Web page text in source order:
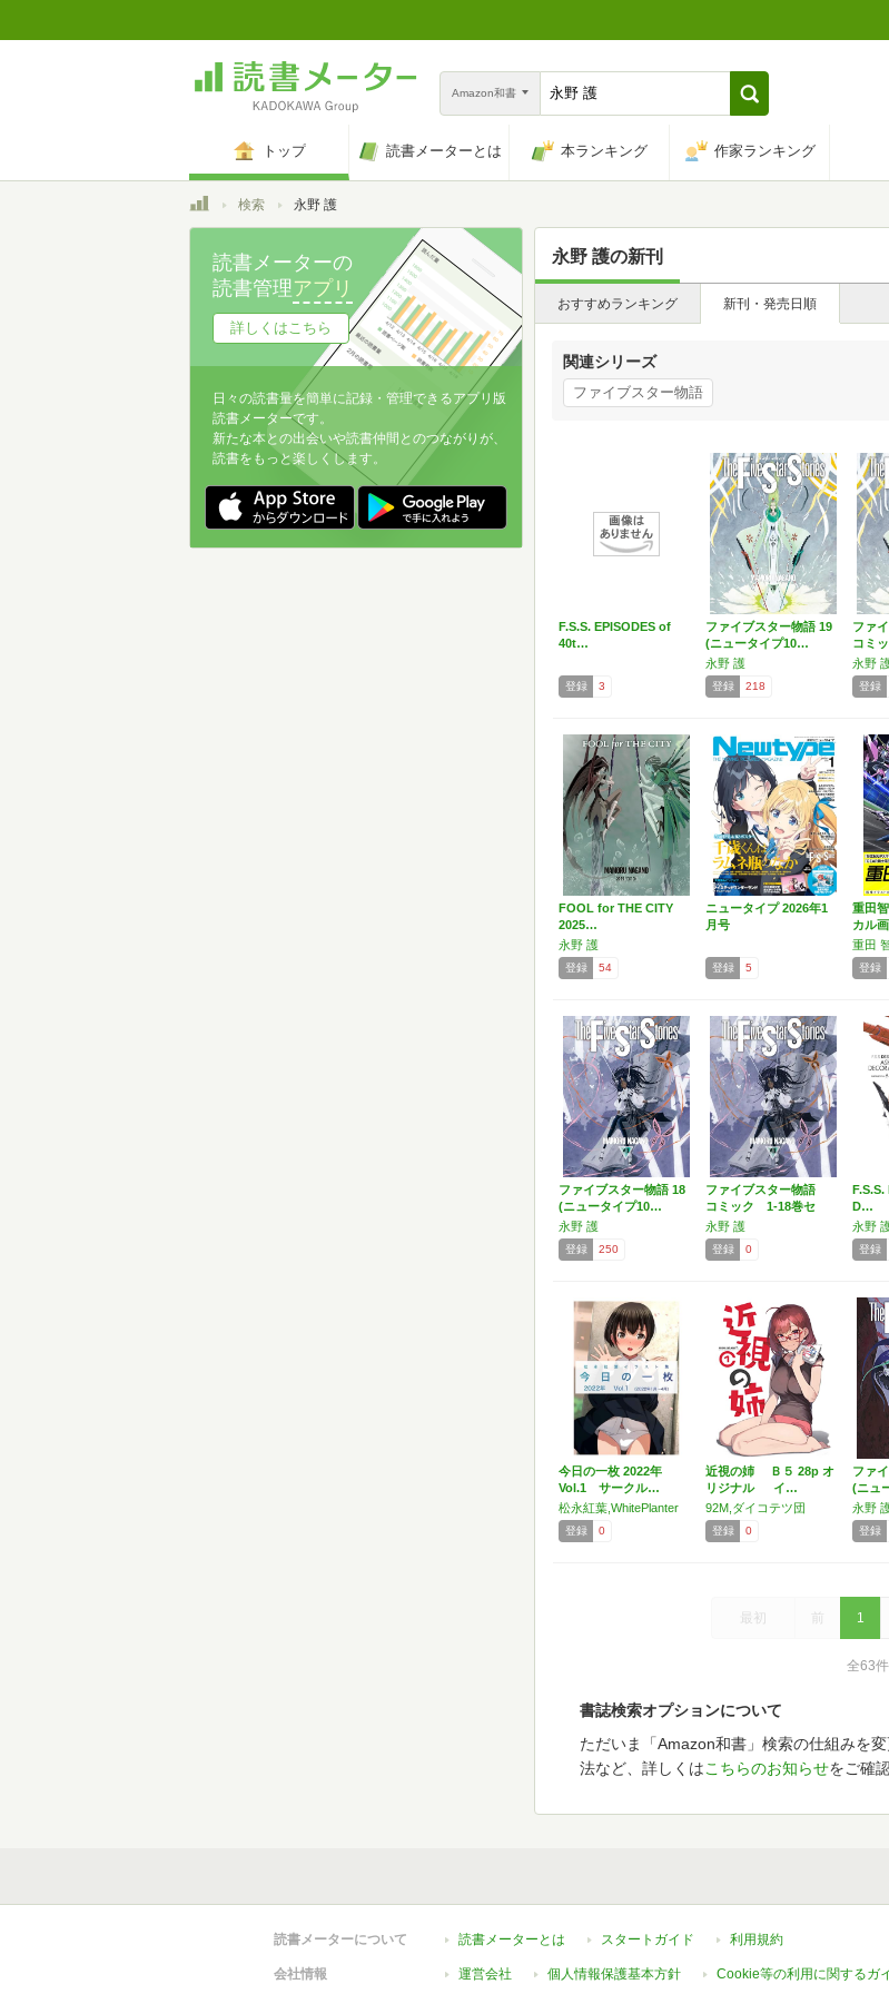
Amazon和書
トップ 読書メーターとは 本ランキング 作家ランキング
トップ検索 永野 護
永野 護の新刊
おすすめランキング 新刊・発売日順
関連シリーズ
ファイブスター物語
F.S.S. EPISODES of
40t…
登録 3
ファイブスター物語 19
(ニュータイプ10…
永野 護
登録 218
ファ
コミ
19…
永野
登録
FOOL for THE CITY
2025…
永野 護
登録 54
ニュータイプ 2026年1
月号
登録 5
重田
カル
重田
登録
ファイブスター物語 18
(ニュータイプ10…
永野 護
登録 250
ファイブスター物語
コミック 1-18巻セ
ッ…
永野 護
登録 0
F.S.S.
D…
永野
登録
今日の一枚 2022年
Vol.1 サークル…
松永紅葉,WhitePlanter
登録 0
近視の姉 Ｂ５ 28p オ
リジナル イ…
92M,ダイコテツ団
登録 0
ファ
(ニュ
永野
登録
最初 前 1
全63
書誌検索オプションについて
ただいま「Amazon和書」検索の仕組みを
法など、詳しくはこちらのお知らせをご確
読書メーターの
読書管理アプリ
詳しくはこちら
日々の読書量を簡単に記録・管理できるアプリ版
読書メーターです。
新たな本との出会いや読書仲間とのつながりが、
読書をもっと楽しくします。
読書メーターについて 読書メーターとは スタートガイド 利用規約
会社情報 運営会社 個人情報保護基本方針 Cookie等の利用に関するガ